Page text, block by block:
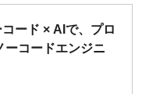
ード × AIで、プロ
ーコードエンジニ